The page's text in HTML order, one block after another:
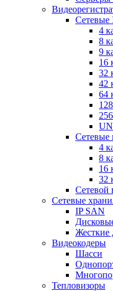
Сетевые
4
8
9
16
32
42
64
Сетевые
4
8
16
32
Сетевой
Сетевые
IP SAN
Жесткие
Видеокодеры
Шасси
Тепловизоры